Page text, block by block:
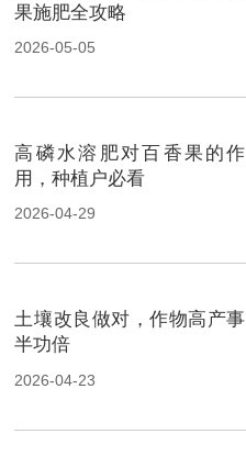
果施肥全攻略
2026-05-05
高磷水溶肥对百香果的作
用，种植户必看
2026-04-29
土壤改良做对，作物高产事
半功倍
2026-04-23